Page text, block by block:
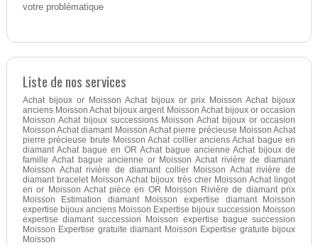
votre problématique
Liste de nos services
Achat bijoux or Moisson Achat bijoux or prix Moisson Achat bijoux
anciens Moisson Achat bijoux argent Moisson Achat bijoux or occasion
Moisson Achat bijoux successions Moisson Achat bijoux or occasion
Moisson Achat diamant Moisson Achat pierre précieuse Moisson Achat
pierre précieuse brute Moisson Achat collier anciens Achat bague en
diamant Achat bague en OR Achat bague ancienne Achat bijoux de
famille Achat bague ancienne or Moisson Achat rivière de diamant
Moisson Achat rivière de diamant collier Moisson Achat rivière de
diamant bracelet Moisson Achat bijoux très cher Moisson Achat lingot
en or Moisson Achat pièce en OR Moisson Rivière de diamant prix
Moisson Estimation diamant Moisson expertise diamant Moisson
expertise bijoux anciens Moisson Expertise bijoux succession Moisson
expertise diamant succession Moisson expertise bague succession
Moisson Expertise gratuite diamant Moisson Expertise gratuite bijoux
Moisson